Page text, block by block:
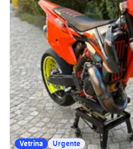
Vetrina Urgente